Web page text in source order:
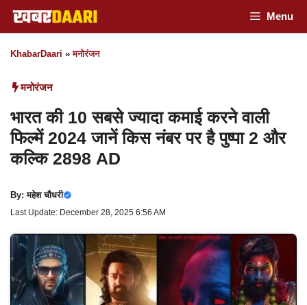
Skip
to
content
Menu
KhabarDaari »मनोरंजन
मनोरंजन
भारत की 10 सबसे ज्यादा कमाई करने वाली
फिल्में 2024 जानें किस नंबर पर है पुष्पा 2 और
कल्कि 2898 AD
By:महेश चौधरी
Last Update: December 28, 2025 6:56 AM